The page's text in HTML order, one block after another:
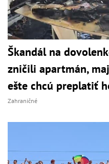
Škandál na
zničili apartmán,
ešte chcú preplatiť
Zahraničné